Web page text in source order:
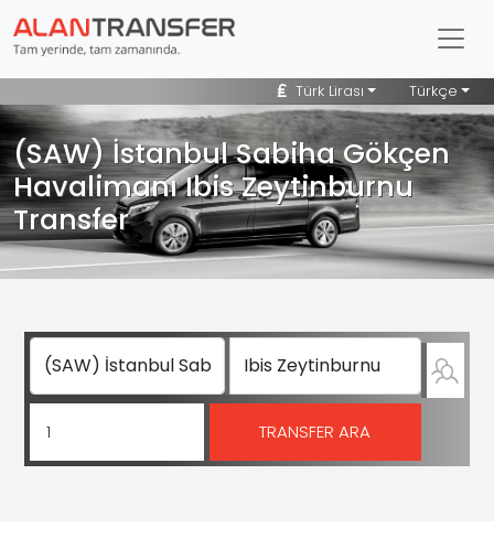
Türk Lirası Türkçe
(SAW) İstanbul Sabiha Gökçen
Havalimanı Ibis Zeytinburnu
Transfer